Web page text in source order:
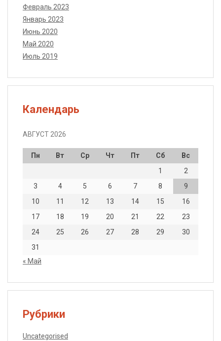
Февраль 2023
Январь 2023
Июнь 2020
Май 2020
Июль 2019
Календарь
АВГУСТ 2026
Пн Вт Ср Чт Пт Сб
Вс
1
2
3
4 5 6 7 8
9
10
11 12 13 14 15
16
17
18 19 20 21 22
23
24
25 26 27 28 29
30
31
« Май
Рубрики
Uncategorised